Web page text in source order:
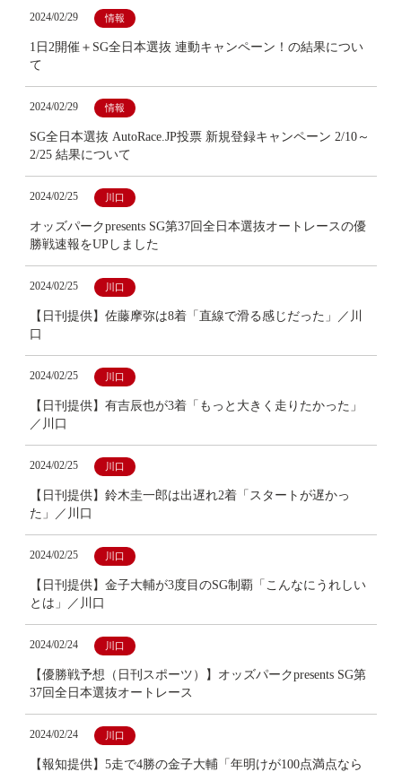
2024/02/29 情報
1日2開催＋SG全日本選抜 連動キャンペーン！の結果につい
て
2024/02/29 情報
SG全日本選抜 AutoRace.JP投票 新規登録キャンペーン 2/10～
2/25 結果について
2024/02/25 川口
オッズパークpresents SG第37回全日本選抜オートレースの優
勝戦速報をUPしました
2024/02/25 川口
【日刊提供】佐藤摩弥は8着「直線で滑る感じだった」／川
口
2024/02/25 川口
【日刊提供】有吉辰也が3着「もっと大きく走りたかった」
／川口
2024/02/25 川口
【日刊提供】鈴木圭一郎は出遅れ2着「スタートが遅かっ
た」／川口
2024/02/25 川口
【日刊提供】金子大輔が3度目のSG制覇「こんなにうれしい
とは」／川口
2024/02/24 川口
【優勝戦予想（日刊スポーツ）】オッズパークpresents SG第
37回全日本選抜オートレース
2024/02/24 川口
【報知提供】5走で4勝の金子大輔「年明けが100点満点なら